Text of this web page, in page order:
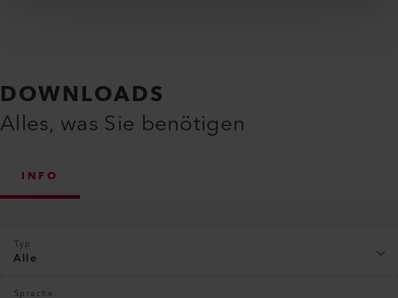
DOWNLOADS
Alles, was Sie benötigen
INFO
Typ
Alle
Sprache